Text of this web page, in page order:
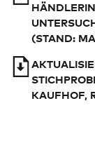
(STAND:
KAUFHOF,